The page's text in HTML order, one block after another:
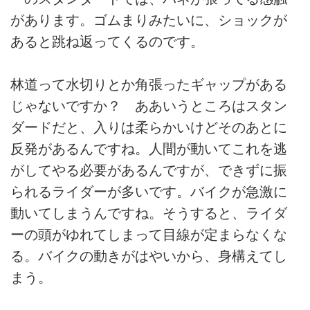
があります。ゴムまりみたいに、ショックが
あると跳ね返ってくるのです。
林道って水切りとか角張ったギャップがある
じゃないですか？ ああいうところはスタン
ダードだと、入りは柔らかいけどそのあとに
反発があるんですね。人間が動いてこれを逃
がしてやる必要があるんですが、できずに振
られるライダーが多いです。バイクが急激に
動いてしまうんですね。そうすると、ライダ
ーの頭がゆれてしまって目線が定まらなくな
る。バイクの動きがはやいから、身構えてし
まう。